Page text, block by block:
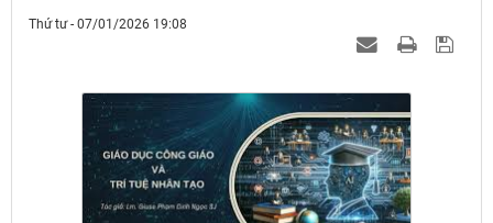
Thứ tư - 07/01/2026 19:08